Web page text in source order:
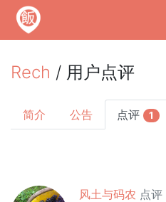
Rech / 用户点评
简介 公告 点评 1
风土与码农 点评